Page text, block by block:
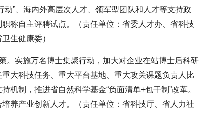
动”、海内外高层次人才、领军型团队和人才等支持政
称自主评聘试点。（责任单位：省委人才办、省科技
生健康委）
。实施万名博士集聚行动，加大对企业在站博士后科研
大科技任务、重大平台基地、重大攻关课题负责人比
机制，推进省自然科学基金“负面清单+包干制”改革。
养产业创新人才。（责任单位：省科技厅、省人力社